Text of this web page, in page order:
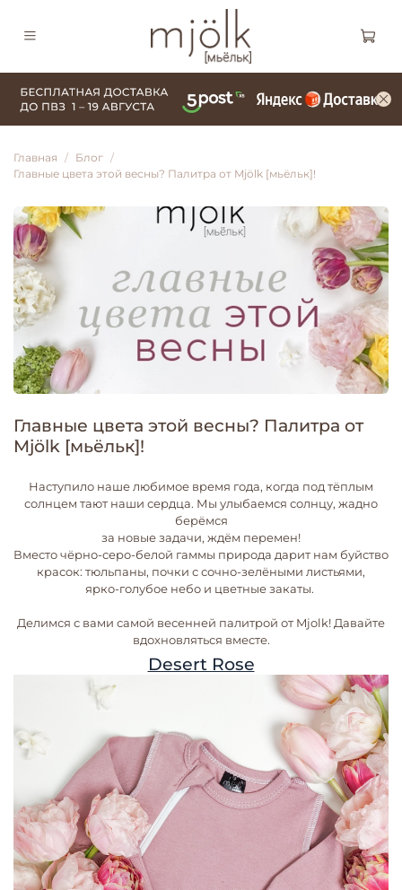
Главная
Блог
Главные цвета этой весны? Палитра от Mjölk [мьёльк]!
Главные цвета этой весны? Палитра от
Mjölk [мьёльк]!
Наступило наше любимое время года, когда под тёплым
солнцем тают наши сердца. Мы улыбаемся солнцу, жадно
берёмся
за новые задачи, ждём перемен!
Вместо чёрно-серо-белой гаммы природа дарит нам буйство
красок: тюльпаны, почки с сочно-зелёными листьями,
ярко-голубое небо и цветные закаты.
Делимся с вами самой весенней палитрой от Mjolk! Давайте
вдохновляться вместе.
Desert Rose